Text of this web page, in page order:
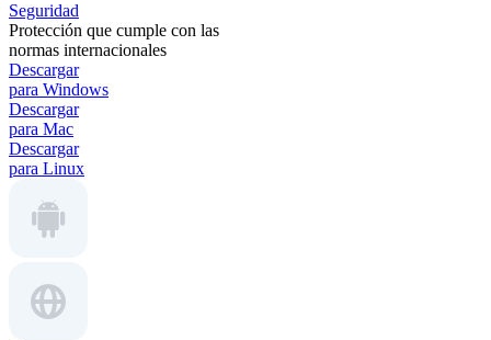
Seguridad
Protección que cumple con las
normas internacionales
Descargar
para Windows
Descargar
para Mac
Descargar
para Linux